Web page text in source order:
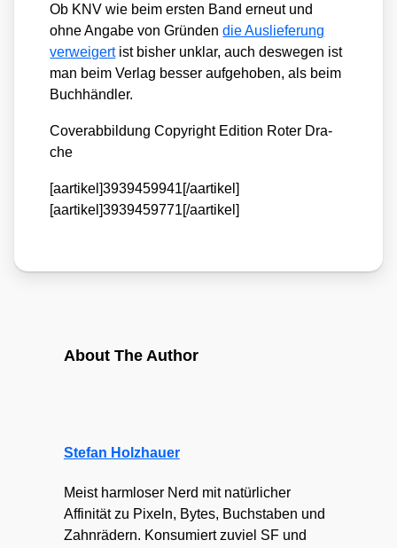
Ob KNV wie beim ers­ten Band erneut und
ohne Anga­be von Grün­dendie Aus­lie­fe­rung
ver­wei­gertist bis­her unklar, auch des­we­gen ist
man beim Ver­lag bes­ser auf­ge­ho­ben, als beim
Buch­händ­ler.
Cover­ab­bil­dung Copy­right Edi­ti­on Roter Dra­
che
[aartikel]3939459941[/aartikel]
[aartikel]3939459771[/aartikel]
About The Author
Stefan Holzhauer
Meist harmloser Nerd mit natürlicher
Affinität zu Pixeln, Bytes, Buchstaben und
Zahnrädern. Konsumiert zuviel SF und